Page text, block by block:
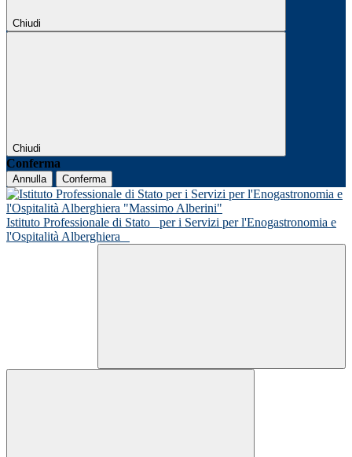
Chiudi
Chiudi
Conferma
Annulla Conferma
Istituto Professionale di Stato
per i Servizi per l'Enogastronomia e
l'Ospitalità Alberghiera